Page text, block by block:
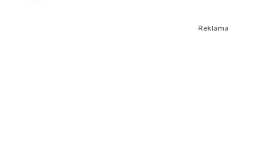
Reklama